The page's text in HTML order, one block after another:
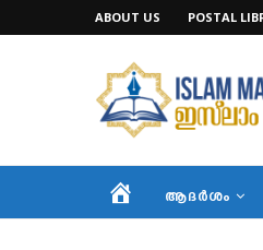
ABOUT US POSTAL
HOMEആദര്‍ശം